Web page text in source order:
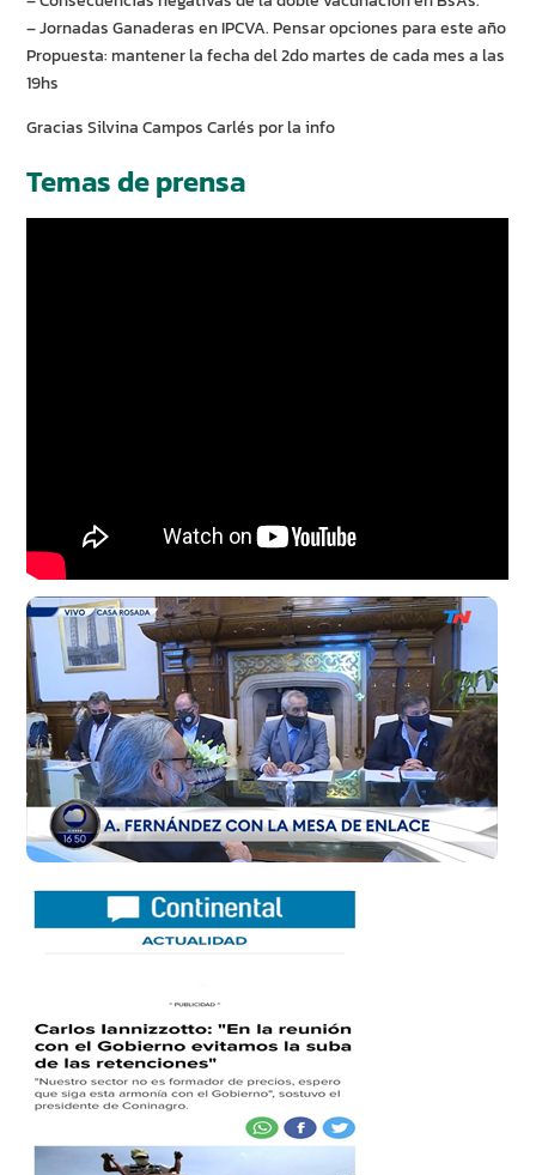
– Jornadas Ganaderas en IPCVA. Pensar opciones para este año
Propuesta: mantener la fecha del 2do martes de cada mes a las
19hs
Gracias Silvina Campos Carlés por la info
Temas de prensa